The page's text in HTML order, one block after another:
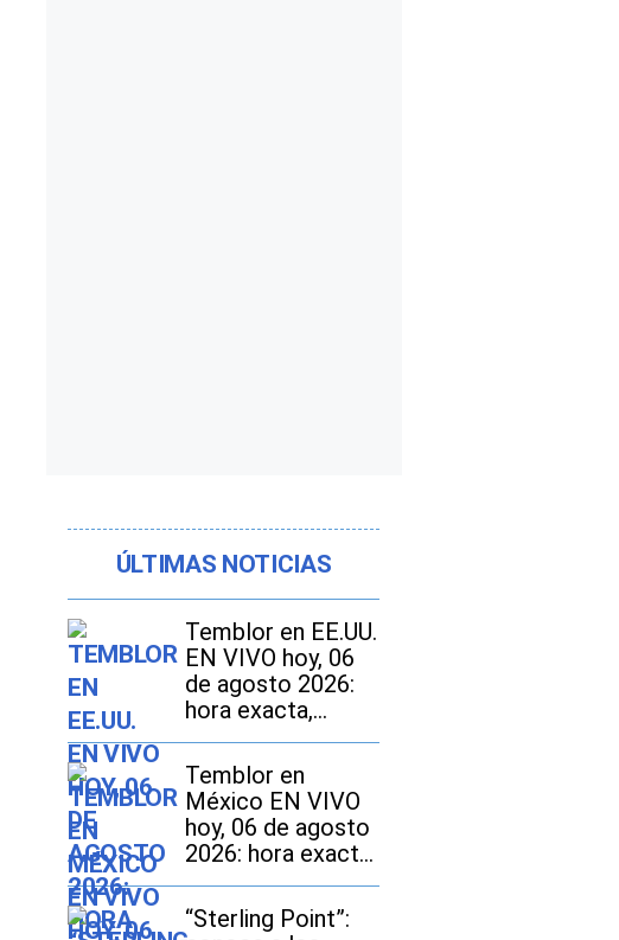
ÚLTIMAS NOTICIAS
Temblor en EE.UU.
EN VIVO hoy, 06
de agosto 2026:
hora exacta,
magnitud y dónde
fue el epicentro
del último sismo
Temblor en
México EN VIVO
hoy, 06 de agosto
2026: hora exacta,
magnitud y dónde
fue el epicentro
del último sismo
“Sterling Point”: